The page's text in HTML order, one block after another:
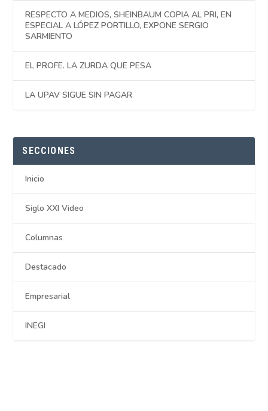
RESPECTO A MEDIOS, SHEINBAUM COPIA AL PRI, EN
ESPECIAL A LÓPEZ PORTILLO, EXPONE SERGIO
SARMIENTO
EL PROFE. LA ZURDA QUE PESA
LA UPAV SIGUE SIN PAGAR
SECCIONES
Inicio
Siglo XXI Video
Columnas
Destacado
Empresarial
INEGI